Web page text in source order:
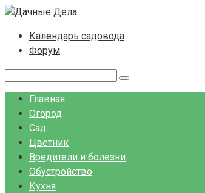
Перейти
контентуКалендарь садовода
Форум
Главная
Огород
Сад
Цветник
Вредители и болезни
Обустройство
Кухня